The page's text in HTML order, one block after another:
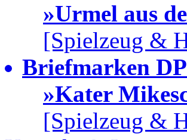
»Urmel aus
[Spielzeug &
Briefmarken
»Kater
[Spielzeug &